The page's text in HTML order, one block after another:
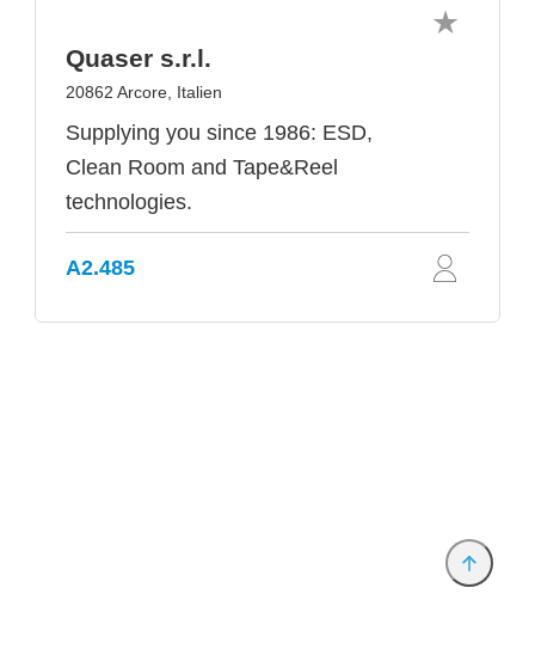
Quaser s.r.l.
20862 Arcore, Italien
Supplying you since 1986: ESD,
Clean Room and Tape&Reel
technologies.
A2.485